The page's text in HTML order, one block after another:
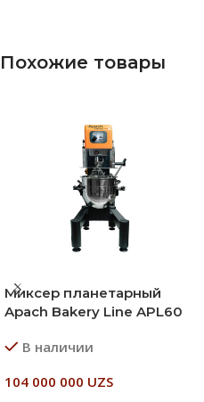
Похожие товары
Миксер планетарный
Apach Bakery Line APL60
В наличии
104 000 000 UZS